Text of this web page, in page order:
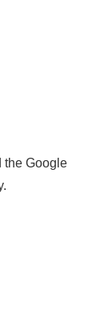
the Google